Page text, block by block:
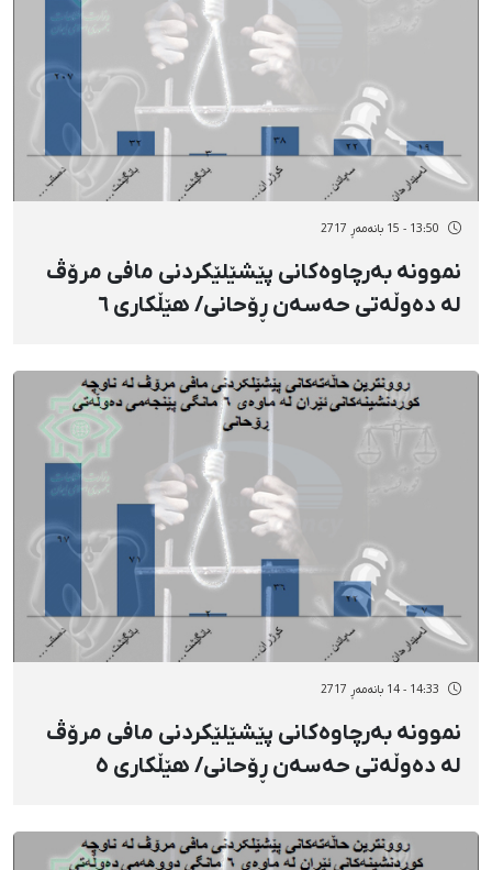
13:50 - 15 بانەمەڕ 2717
نموونە بەرچاوەکانی پێشێلێکردنی مافی مرۆڤ
لە دەوڵەتی حەسەن ڕۆحانی/ هێڵکاری ٦
14:33 - 14 بانەمەڕ 2717
نموونە بەرچاوەکانی پێشێلێکردنی مافی مرۆڤ
لە دەوڵەتی حەسەن ڕۆحانی/ هێڵکاری ٥